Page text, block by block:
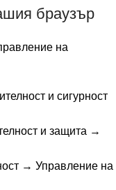
браузър
на
и сигурност
и защита →
→ Управление на